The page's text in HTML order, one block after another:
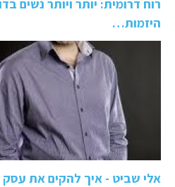
רוח דרומית: יותר ויותר נשים
היזמות…
אלי שביט - איך להקים את